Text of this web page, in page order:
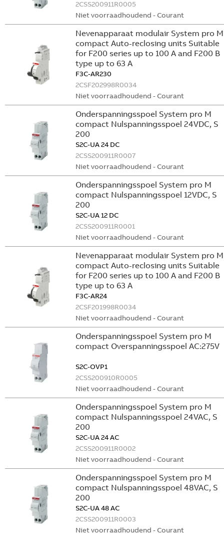
2CSS200911R0005
Niet voorraadhoudend - Courant
Nevenapparaat modulair System pro M
compact Auto-reclosing units Suitable
for F200 series up to 100 A and F200 B
type up to 63 A
F3C-AR230
2CSF202998R0034
Niet voorraadhoudend - Courant
Onderspanningsspoel System pro M
compact Nulspanningsspoel 24VDC, S
200
S2C-UA 24 DC
2CSS200911R0007
Niet voorraadhoudend - Courant
Onderspanningsspoel System pro M
compact Nulspanningsspoel 12VDC, S
200
S2C-UA 12 DC
2CSS200911R0001
Niet voorraadhoudend - Courant
Nevenapparaat modulair System pro M
compact Auto-reclosing units Suitable
for F200 series up to 100 A and F200 B
type up to 63 A
F3C-AR24
2CSF201998R0034
Niet voorraadhoudend - Courant
Onderspanningsspoel System pro M
compact Overspanningsspoel AC:275V
S2C-OVP1
2CSS200910R0005
Niet voorraadhoudend - Courant
Onderspanningsspoel System pro M
compact Nulspanningsspoel 24VAC, S
200
S2C-UA 24 AC
2CSS200911R0002
Niet voorraadhoudend - Courant
Onderspanningsspoel System pro M
compact Nulspanningsspoel 48VAC, S
200
S2C-UA 48 AC
2CSS200911R0003
Niet voorraadhoudend - Courant